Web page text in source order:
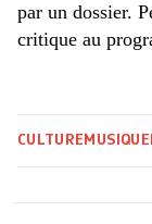
par un dossier.
critique au
CULTURE MUSIQUE